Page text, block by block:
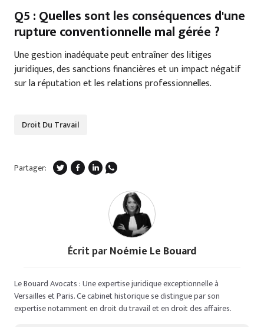
Q5 : Quelles sont les conséquences d'une
rupture conventionnelle mal gérée ?
Une gestion inadéquate peut entraîner des litiges
juridiques, des sanctions financières et un impact négatif
sur la réputation et les relations professionnelles.
Droit Du Travail
Partager:
Écrit parNoémie Le Bouard
Le Bouard Avocats : Une expertise juridique exceptionnelle à
Versailles et Paris. Ce cabinet historique se distingue par son
expertise notamment en droit du travail et en droit des affaires.